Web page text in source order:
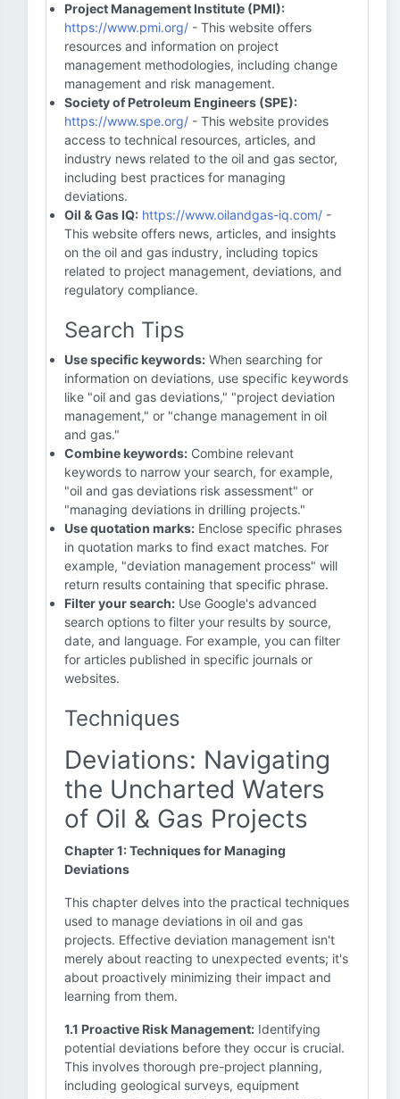
Project Management Institute (PMI):
https://www.pmi.org/ - This website offers
resources and information on project
management methodologies, including change
management and risk management.
Society of Petroleum Engineers (SPE):
https://www.spe.org/ - This website provides
access to technical resources, articles, and
industry news related to the oil and gas sector,
including best practices for managing
deviations.
Oil & Gas IQ: https://www.oilandgas-iq.com/ -
This website offers news, articles, and insights
on the oil and gas industry, including topics
related to project management, deviations, and
regulatory compliance.
Search Tips
Use specific keywords: When searching for
information on deviations, use specific keywords
like "oil and gas deviations," "project deviation
management," or "change management in oil
and gas."
Combine keywords: Combine relevant
keywords to narrow your search, for example,
"oil and gas deviations risk assessment" or
"managing deviations in drilling projects."
Use quotation marks: Enclose specific phrases
in quotation marks to find exact matches. For
example, "deviation management process" will
return results containing that specific phrase.
Filter your search: Use Google's advanced
search options to filter your results by source,
date, and language. For example, you can filter
for articles published in specific journals or
websites.
Techniques
Deviations: Navigating
the Uncharted Waters
of Oil & Gas Projects
Chapter 1: Techniques for Managing
Deviations
This chapter delves into the practical techniques
used to manage deviations in oil and gas
projects. Effective deviation management isn't
merely about reacting to unexpected events; it's
about proactively minimizing their impact and
learning from them.
1.1 Proactive Risk Management: Identifying
potential deviations before they occur is crucial.
This involves thorough pre-project planning,
including geological surveys, equipment